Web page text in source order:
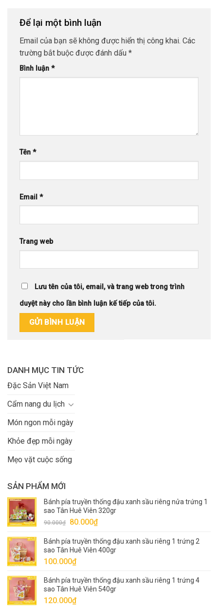
Để lại một bình luận
Email của bạn sẽ không được hiển thị công khai. Các
trường bắt buộc được đánh dấu *
Bình luận *
Tên *
Email *
Trang web
Lưu tên của tôi, email, và trang web trong trình
duyệt này cho lần bình luận kế tiếp của tôi.
DANH MỤC TIN TỨC
Đặc Sản Việt Nam
Cẩm nang du lịch
Món ngon mỗi ngày
Khỏe đẹp mỗi ngày
Mẹo vặt cuộc sống
SẢN PHẨM MỚI
Bánh pía truyền thống đậu xanh sầu riêng nửa trứng 1
sao Tân Huê Viên 320gr
90.000₫
Giá
là:
90.000₫.
80.000₫Giá
tại
là:
Bánh pía truyền thống đậu xanh sầu riêng 1 trứng 2
sao Tân Huê Viên 400gr
100.000₫
Bánh pía truyền thống đậu xanh sầu riêng 1 trứng 4
sao Tân Huê Viên 540gr
120.000₫